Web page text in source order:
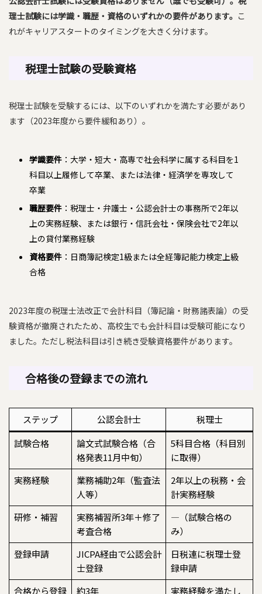
理士試験には学識・職歴・資格のいずれかの要件があります。 こ
れがキャリアスタートのタイミングを大きく分けます。
税理士試験の受験資格
税理士試験を受験するには、以下のいずれかを満たす必要があり
ます（2023年度から要件緩和あり）。
学識要件 ：大学・短大・高専で社会科学に属する科目を1
科目以上履修して卒業、または法律・経済学を専攻して
卒業
職歴要件 ：税理士・弁護士・公認会計士の事務所で2年以
上の実務経験、または銀行・信託会社・保険会社で2年以
上の貸付業務経験
資格要件 ：日商簿記検定1級または全経簿記能力検定上級
合格
2023年度の税理士法改正で会計科目（簿記論・財務諸表論）の受
験資格が撤廃されたため、高校生でも会計科目は受験可能になり
ました。ただし税法科目は引き続き受験資格要件があります。
合格後の登録までの流れ
ステップ 公認会計士
税理士
試験合格
論文式試験合格（合
格発表11月中旬）
5科目合格（科目別
に取得）
実務経験
業務補助2年（監査法
人等）
2年以上の税務・会
計実務経験
研修・補習
実務補習所3年＋修了
考査合格
—（試験合格の
み）
登録申請
JICPA経由で公認会計
士登録
日税連に税理士登
録申請
合格から登録
約3年
実務経験を満たし